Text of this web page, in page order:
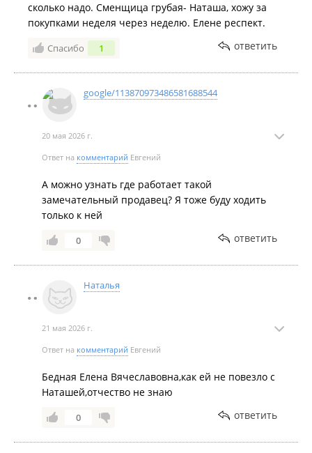
сколько надо. Сменщица грубая- Наташа, хожу за
покупками неделя через неделю. Елене респект.
Спасибо 1 ответить
google/113870973486581688544
20 мая 2026 г.
Ответ на комментарий Евгений
А можно узнать где работает такой
замечательный продавец? Я тоже буду ходить
только к ней
0 ответить
Наталья
21 мая 2026 г.
Ответ на комментарий Евгений
Бедная Елена Вячеславовна,как ей не повезло с
Наташей,отчество не знаю
0 ответить